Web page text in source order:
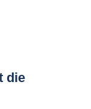
die